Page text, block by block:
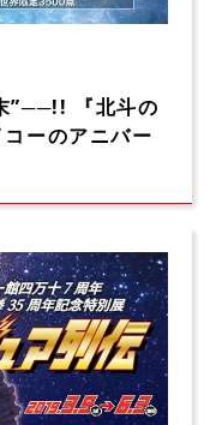
”──!! 『北斗の
ーのアニバー